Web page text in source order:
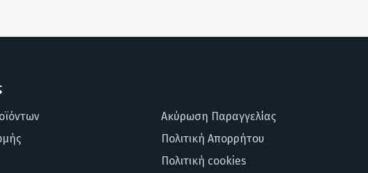
Ακύρωση Παραγγελίας
Πολιτική Απορρήτου
Πολιτική cookies